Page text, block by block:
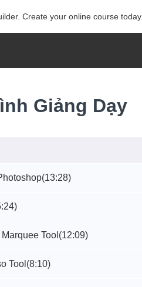
Create your online course today.
Giảng Dạy
(13:28)
Tool (12:09)
Tool (8:10)